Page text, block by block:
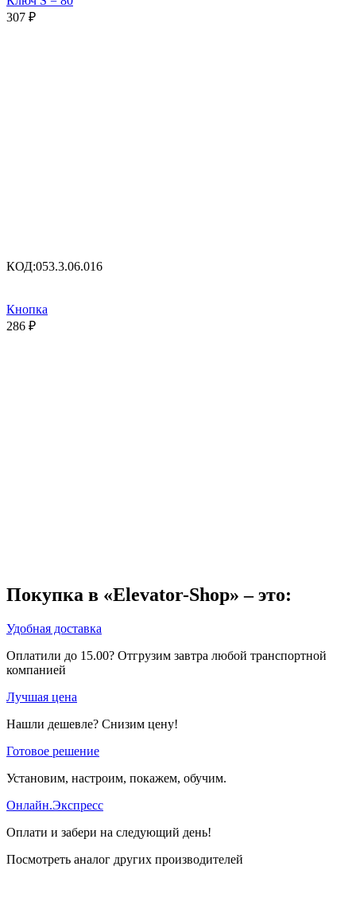
307 ₽
КОД:053.3.06.016
Кнопка
286 ₽
Покупка в «Elevator-Shop» – это:
Удобная доставка
Оплатили до 15.00? Отгрузим завтра любой транспортной
компанией
Лучшая цена
Нашли дешевле? Снизим цену!
Готовое решение
Установим, настроим, покажем, обучим.
Онлайн.Экспресс
Оплати и забери на следующий день!
Посмотреть аналог других производителей